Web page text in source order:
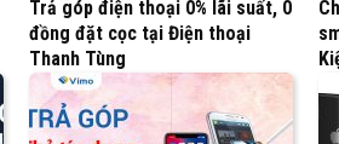
Trả góp điện thoại 0% lãi suất, 0
đồng đặt cọc tại Điện thoại
Thanh Tùng